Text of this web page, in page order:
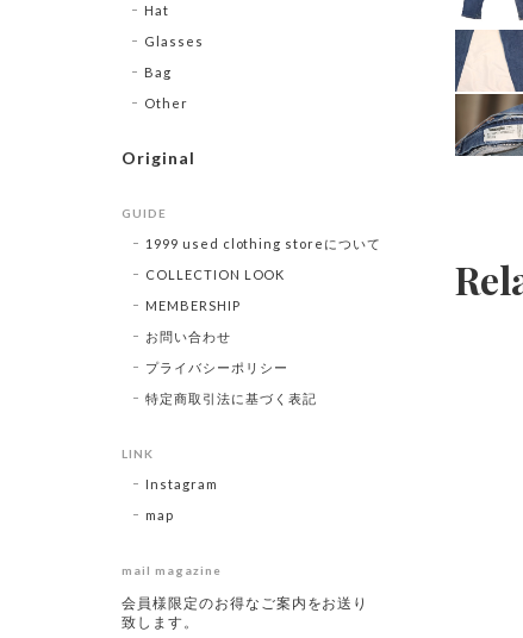
Hat
Glasses
Bag
Other
Original
GUIDE
1999 used clothing storeについて
COLLECTION LOOK
MEMBERSHIP
お問い合わせ
プライバシーポリシー
特定商取引法に基づく表記
LINK
Instagram
map
mail magazine
会員様限定のお得なご案内をお送り
致します。